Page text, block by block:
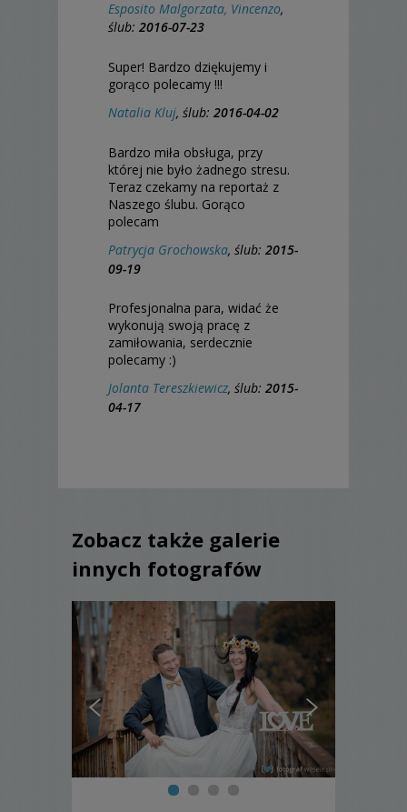
Esposito Malgorzata, Vincenzo,
ślub: 2016-07-23
Super! Bardzo dziękujemy i
gorąco polecamy !!!
Natalia Kluj, ślub: 2016-04-02
Bardzo miła obsługa, przy
której nie było żadnego stresu.
Teraz czekamy na reportaż z
Naszego ślubu. Gorąco
polecam
Patrycja Grochowska, ślub: 2015-
09-19
Profesjonalna para, widać że
wykonują swoją pracę z
zamiłowania, serdecznie
polecamy :)
Jolanta Tereszkiewicz, ślub: 2015-
04-17
Zobacz także galerie
innych fotografów